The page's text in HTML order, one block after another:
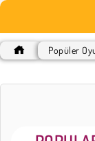
Popüler